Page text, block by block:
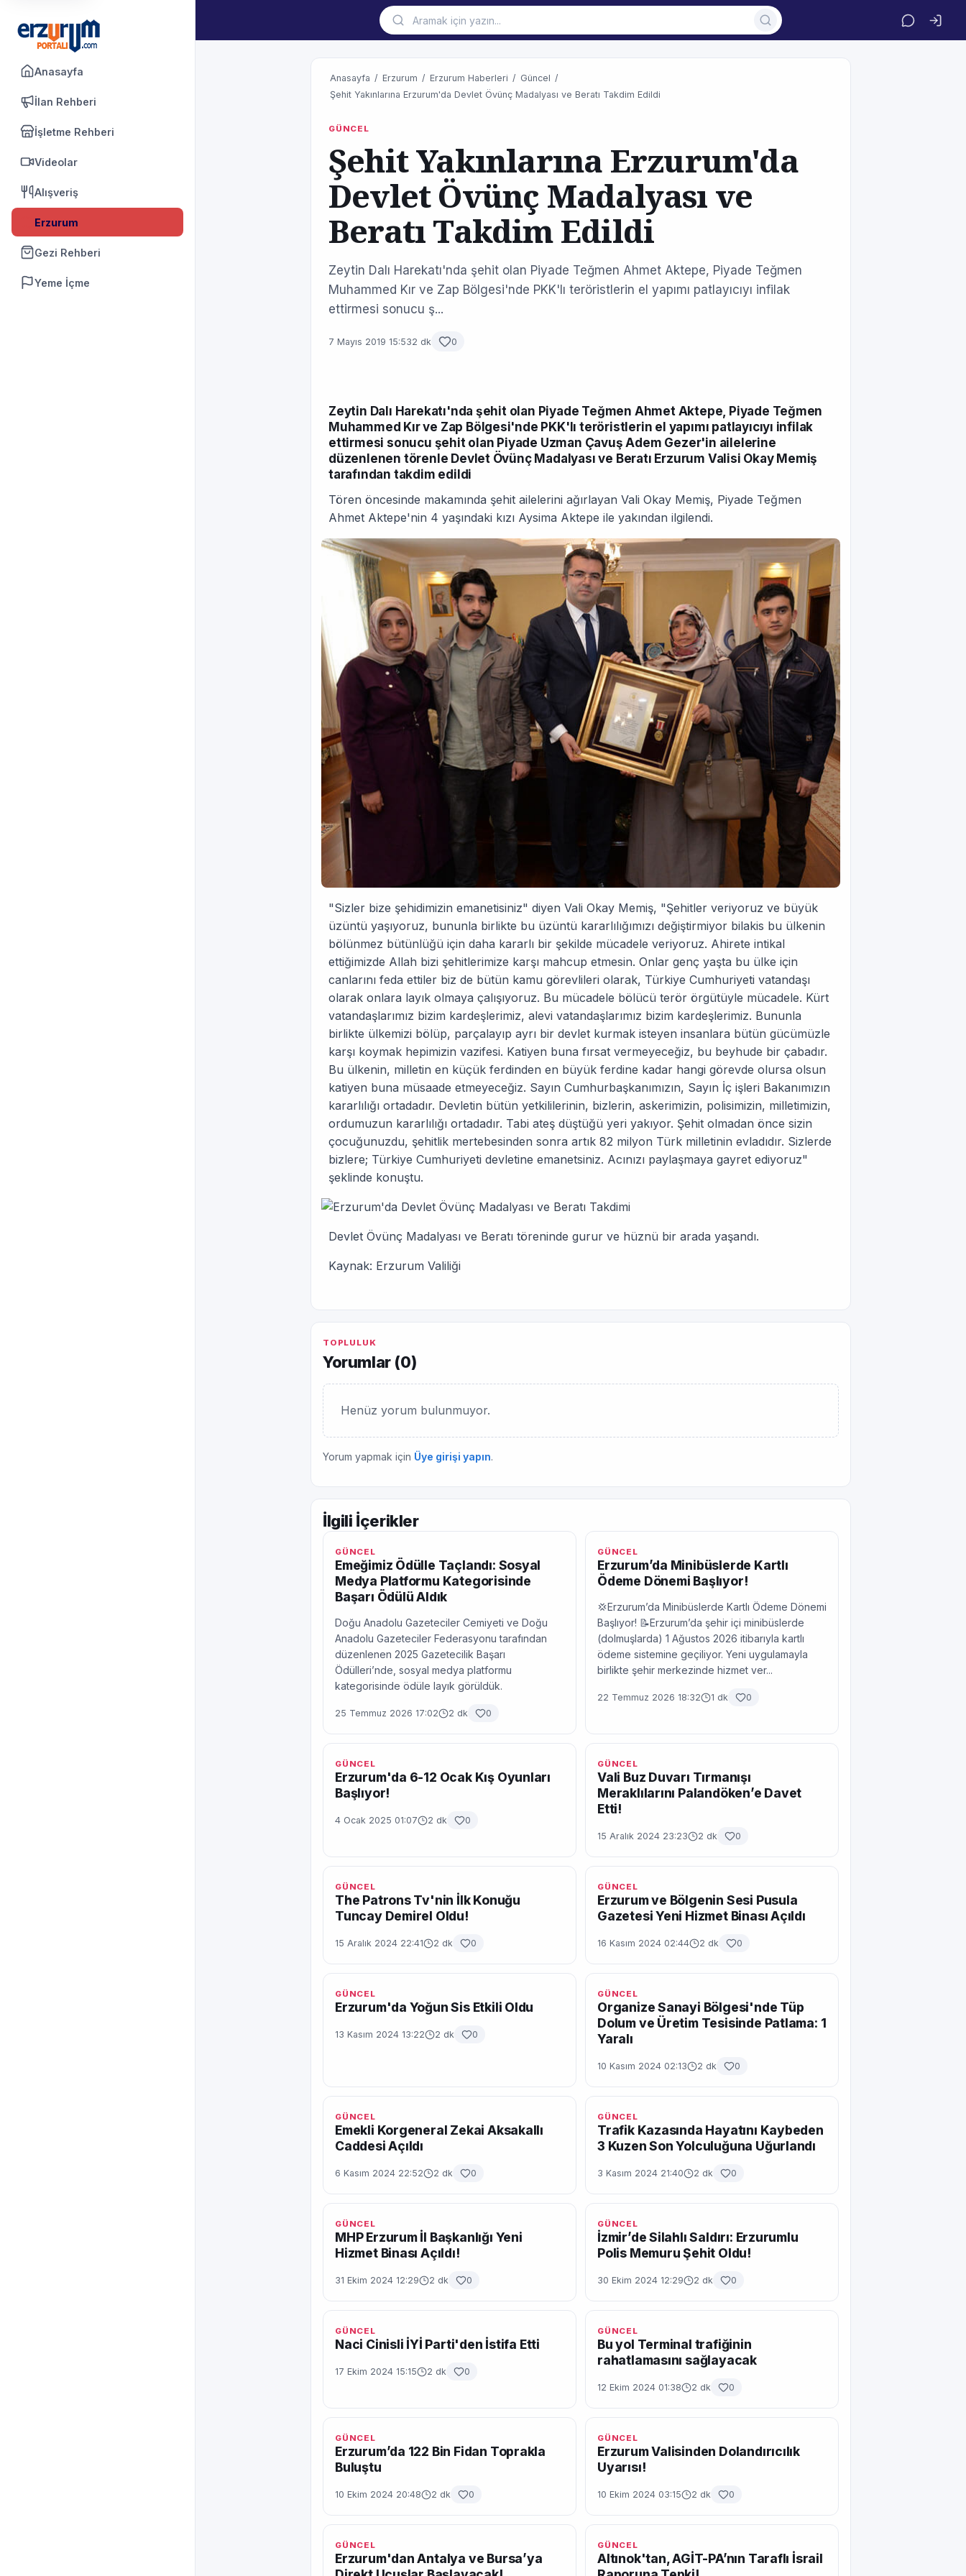
Anasayfa
İlan Rehberi
İşletme Rehberi
Videolar
Alışveriş
Erzurum
Gezi Rehberi
Yeme İçme
Anasayfa / Erzurum / Erzurum Haberleri / Güncel /
Şehit Yakınlarına Erzurum'da Devlet Övünç Madalyası ve Beratı Takdim Edildi
GÜNCEL
Şehit Yakınlarına Erzurum'da
Devlet Övünç Madalyası ve
Beratı Takdim Edildi
Zeytin Dalı Harekatı'nda şehit olan Piyade Teğmen Ahmet Aktepe, Piyade Teğmen
Muhammed Kır ve Zap Bölgesi'nde PKK'lı teröristlerin el yapımı patlayıcıyı infilak
ettirmesi sonucu ş...
7 Mayıs 2019 15:532 dk 0
Zeytin Dalı Harekatı'nda şehit olan Piyade Teğmen Ahmet Aktepe, Piyade Teğmen
Muhammed Kır ve Zap Bölgesi'nde PKK'lı teröristlerin el yapımı patlayıcıyı infilak
ettirmesi sonucu şehit olan Piyade Uzman Çavuş Adem Gezer'in ailelerine
düzenlenen törenle Devlet Övünç Madalyası ve Beratı Erzurum Valisi Okay Memiş
tarafından takdim edildi
Tören öncesinde makamında şehit ailelerini ağırlayan Vali Okay Memiş, Piyade Teğmen
Ahmet Aktepe'nin 4 yaşındaki kızı Aysima Aktepe ile yakından ilgilendi.
"Sizler bize şehidimizin emanetisiniz" diyen Vali Okay Memiş, "Şehitler veriyoruz ve büyük
üzüntü yaşıyoruz, bununla birlikte bu üzüntü kararlılığımızı değiştirmiyor bilakis bu ülkenin
bölünmez bütünlüğü için daha kararlı bir şekilde mücadele veriyoruz. Ahirete intikal
ettiğimizde Allah bizi şehitlerimize karşı mahcup etmesin. Onlar genç yaşta bu ülke için
canlarını feda ettiler biz de bütün kamu görevlileri olarak, Türkiye Cumhuriyeti vatandaşı
olarak onlara layık olmaya çalışıyoruz. Bu mücadele bölücü terör örgütüyle mücadele. Kürt
vatandaşlarımız bizim kardeşlerimiz, alevi vatandaşlarımız bizim kardeşlerimiz. Bununla
birlikte ülkemizi bölüp, parçalayıp ayrı bir devlet kurmak isteyen insanlara bütün gücümüzle
karşı koymak hepimizin vazifesi. Katiyen buna fırsat vermeyeceğiz, bu beyhude bir çabadır.
Bu ülkenin, milletin en küçük ferdinden en büyük ferdine kadar hangi görevde olursa olsun
katiyen buna müsaade etmeyeceğiz. Sayın Cumhurbaşkanımızın, Sayın İç işleri Bakanımızın
kararlılığı ortadadır. Devletin bütün yetkililerinin, bizlerin, askerimizin, polisimizin, milletimizin,
ordumuzun kararlılığı ortadadır. Tabi ateş düştüğü yeri yakıyor. Şehit olmadan önce sizin
çocuğunuzdu, şehitlik mertebesinden sonra artık 82 milyon Türk milletinin evladıdır. Sizlerde
bizlere; Türkiye Cumhuriyeti devletine emanetsiniz. Acınızı paylaşmaya gayret ediyoruz"
şeklinde konuştu.
Devlet Övünç Madalyası ve Beratı töreninde gurur ve hüznü bir arada yaşandı.
Kaynak: Erzurum Valiliği
TOPLULUK
Yorumlar (0)
Henüz yorum bulunmuyor.
Yorum yapmak için Üye girişi yapın.
İlgili İçerikler
GÜNCEL
Emeğimiz Ödülle Taçlandı: Sosyal
Medya Platformu Kategorisinde
Başarı Ödülü Aldık
Doğu Anadolu Gazeteciler Cemiyeti ve Doğu
Anadolu Gazeteciler Federasyonu tarafından
düzenlenen 2025 Gazetecilik Başarı
Ödülleri’nde, sosyal medya platformu
kategorisinde ödüle layık görüldük.
25 Temmuz 2026 17:02 2 dk 0
GÜNCEL
Erzurum’da Minibüslerde Kartlı
Ödeme Dönemi Başlıyor!
💢Erzurum’da Minibüslerde Kartlı Ödeme Dönemi
Başlıyor! 📝Erzurum’da şehir içi minibüslerde
(dolmuşlarda) 1 Ağustos 2026 itibarıyla kartlı
ödeme sistemine geçiliyor. Yeni uygulamayla
birlikte şehir merkezinde hizmet ver...
22 Temmuz 2026 18:32 1 dk 0
GÜNCEL
Erzurum'da 6-12 Ocak Kış Oyunları
Başlıyor!
4 Ocak 2025 01:07 2 dk 0
GÜNCEL
Vali Buz Duvarı Tırmanışı
Meraklılarını Palandöken’e Davet
Etti!
15 Aralık 2024 23:23 2 dk 0
GÜNCEL
The Patrons Tv'nin İlk Konuğu
Tuncay Demirel Oldu!
15 Aralık 2024 22:41 2 dk 0
GÜNCEL
Erzurum ve Bölgenin Sesi Pusula
Gazetesi Yeni Hizmet Binası Açıldı
16 Kasım 2024 02:44 2 dk 0
GÜNCEL
Erzurum'da Yoğun Sis Etkili Oldu
13 Kasım 2024 13:22 2 dk 0
GÜNCEL
Organize Sanayi Bölgesi'nde Tüp
Dolum ve Üretim Tesisinde Patlama: 1
Yaralı
10 Kasım 2024 02:13 2 dk 0
GÜNCEL
Emekli Korgeneral Zekai Aksakallı
Caddesi Açıldı
6 Kasım 2024 22:52 2 dk 0
GÜNCEL
Trafik Kazasında Hayatını Kaybeden
3 Kuzen Son Yolculuğuna Uğurlandı
3 Kasım 2024 21:40 2 dk 0
GÜNCEL
MHP Erzurum İl Başkanlığı Yeni
Hizmet Binası Açıldı!
31 Ekim 2024 12:29 2 dk 0
GÜNCEL
İzmir’de Silahlı Saldırı: Erzurumlu
Polis Memuru Şehit Oldu!
30 Ekim 2024 12:29 2 dk 0
GÜNCEL
Naci Cinisli İYİ Parti'den İstifa Etti
17 Ekim 2024 15:15 2 dk 0
GÜNCEL
Bu yol Terminal trafiğinin
rahatlamasını sağlayacak
12 Ekim 2024 01:38 2 dk 0
GÜNCEL
Erzurum’da 122 Bin Fidan Toprakla
Buluştu
10 Ekim 2024 20:48 2 dk 0
GÜNCEL
Erzurum Valisinden Dolandırıcılık
Uyarısı!
10 Ekim 2024 03:15 2 dk 0
GÜNCEL
Erzurum'dan Antalya ve Bursa’ya
GÜNCEL
Altınok'tan, AGİT-PA’nın Taraflı İsrail